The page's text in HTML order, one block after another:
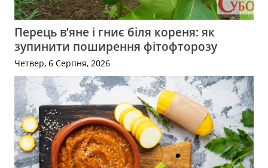
Перець в’яне і гниє біля кореня: як
зупинити поширення фітофторозу
Четвер, 6 Серпня, 2026